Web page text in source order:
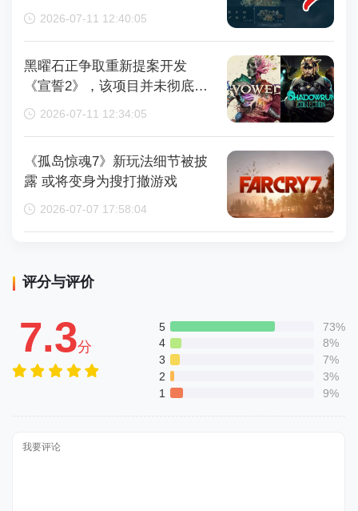
2026-07-11 12:40:05
黑曜石正争取重新提案开发
《宣誓2》，该项目并未彻底取
消
2026-07-11 12:34:05
《孤岛惊魂7》新玩法细节被披
露 或将变身为搜打撤游戏
2026-07-07 17:58:04
评分与评价
7.3分
5
73%
4
8%
3
7%
2
3%
1
9%